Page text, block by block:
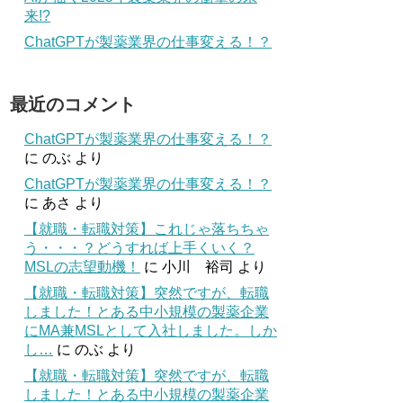
来!?
ChatGPTが製薬業界の仕事変える！？
最近のコメント
ChatGPTが製薬業界の仕事変える！？
に のぶ より
ChatGPTが製薬業界の仕事変える！？
に あさ より
【就職・転職対策】これじゃ落ちちゃ
う・・・？どうすれば上手くいく？
MSLの志望動機！
に 小川 裕司 より
【就職・転職対策】突然ですが、転職
しました！とある中小規模の製薬企業
にMA兼MSLとして入社しました。しか
し… に のぶ より
【就職・転職対策】突然ですが、転職
しました！とある中小規模の製薬企業